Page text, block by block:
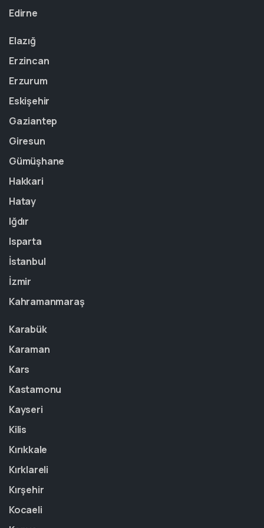
Edirne
Elazığ
Erzincan
Erzurum
Eskişehir
Gaziantep
Giresun
Gümüşhane
Hakkari
Hatay
Iğdır
Isparta
İstanbul
İzmir
Kahramanmaraş
Karabük
Karaman
Kars
Kastamonu
Kayseri
Kilis
Kırıkkale
Kırklareli
Kırşehir
Kocaeli